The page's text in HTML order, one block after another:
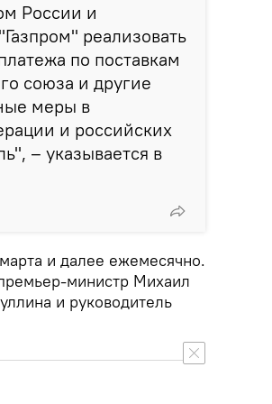
России и
реализовать
по поставкам
союза и другие
меры в
и российских
– указывается в
и далее ежемесячно.
министр Михаил
и руководитель